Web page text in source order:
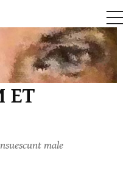
ET
male